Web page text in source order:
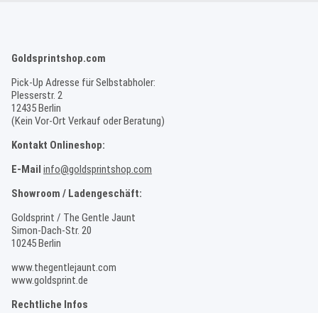
Goldsprintshop.com
Pick-Up Adresse für Selbstabholer:
Plesserstr. 2
12435 Berlin
(Kein Vor-Ort Verkauf oder Beratung)
Kontakt Onlineshop:
E-Mail info@goldsprintshop.com
Showroom / Ladengeschäft:
Goldsprint / The Gentle Jaunt
Simon-Dach-Str. 20
10245 Berlin
www.thegentlejaunt.com
www.goldsprint.de
Rechtliche Infos